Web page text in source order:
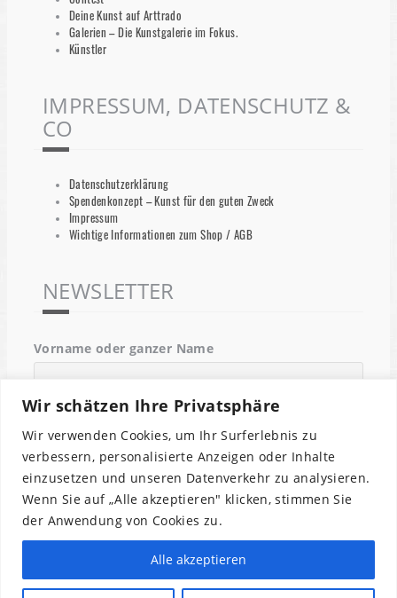
Wir schätzen Ihre Privatsphäre
Wir verwenden Cookies, um Ihr Surferlebnis zu
verbessern, personalisierte Anzeigen oder Inhalte
einzusetzen und unseren Datenverkehr zu analysieren.
Wenn Sie auf „Alle akzeptieren" klicken, stimmen Sie
der Anwendung von Cookies zu.
Alle akzeptieren
Deine Kunst auf Arttrado
Galerien – Die Kunstgalerie im Fokus.
Künstler
IMPRESSUM, DATENSCHUTZ &
CO
Datenschutzerklärung
Spendenkonzept – Kunst für den guten Zweck
Impressum
Wichtige Informationen zum Shop / AGB
NEWSLETTER
Vorname oder ganzer Name
Email
Indem Du fortfährst, akzeptierst Du unsere
Datenschutzerklärung.